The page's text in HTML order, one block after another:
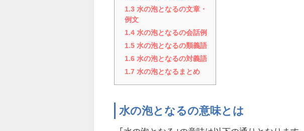
1.3 水の泡となるの文章・
例文
1.4 水の泡となるの会話例
1.5 水の泡となるの類義語
1.6 水の泡となるの対義語
1.7 水の泡となるまとめ
水の泡となるの意味とは